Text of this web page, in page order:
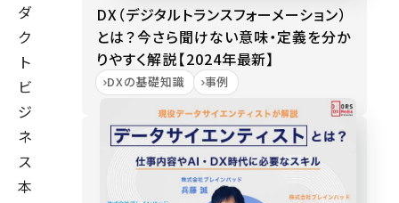
ダ
ク
ト
ビ
ジ
ネ
ス
本
DX（デジタルトランスフォーメーション）
とは？今さら聞けない意味・定義を分か
りやすく解説【2024年最新】
DXの基礎知識 事例